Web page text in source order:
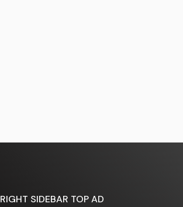
RIGHT SIDEBAR TOP AD